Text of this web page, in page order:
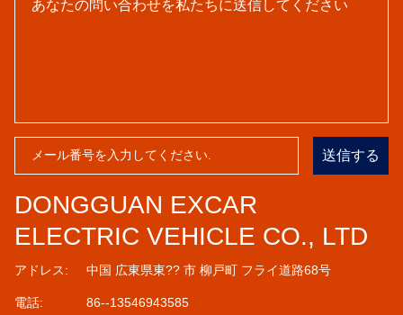
送信する
DONGGUAN EXCAR
ELECTRIC VEHICLE CO., LTD
アドレス: 中国 広東県東?? 市 柳戸町 フライ道路68号
電話: 86--13546943585